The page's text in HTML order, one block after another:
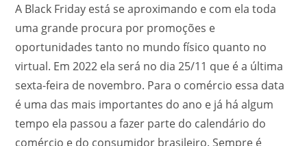
A Black Friday está se aproximando e com ela toda
uma grande procura por promoções e
oportunidades tanto no mundo físico quanto no
virtual. Em 2022 ela será no dia 25/11 que é a última
sexta-feira de novembro. Para o comércio essa data
é uma das mais importantes do ano e já há algum
tempo ela passou a fazer parte do calendário do
comércio e do consumidor brasileiro. Sempre é